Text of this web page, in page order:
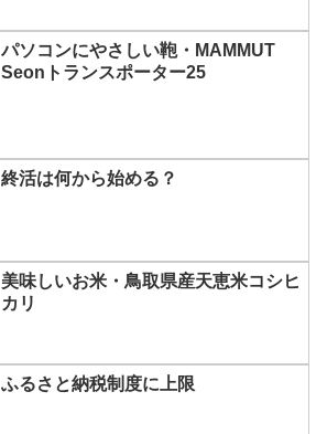
パソコンにやさしい鞄・MAMMUT
Seonトランスポーター25
終活は何から始める？
美味しいお米・鳥取県産天恵米コシヒ
カリ
ふるさと納税制度に上限